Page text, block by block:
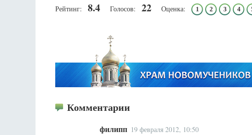
Рейтинг: 8.4 Голосов: 22 Оценка: 1 2 3 4
Комментарии
филипп 19 февраля 2012, 10:50